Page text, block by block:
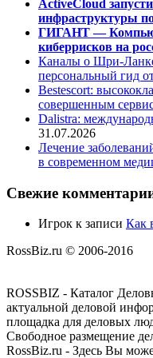
ActiveCloud
инфраструктуры
ГИГАНТ —
киберрисков на
Каналы о Шри-
персональный гид
Bestescort:
совершенным
Dalistra:
31.07.2026
Лечение
в современном
Свежие
Игрок к записи Как
RossBiz.ru © 2006-2016
ROSSBIZ - Каталог
актуальной деловой
площадка для деловых
Свободное размещение
RossBiz.ru - Здесь Вы